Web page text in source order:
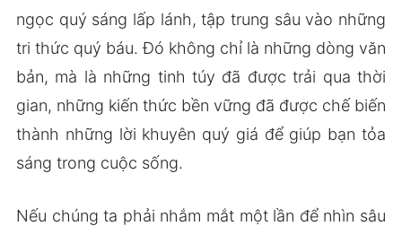
ngọc quý sáng lấp lánh, tập trung sâu vào những
tri thức quý báu. Đó không chỉ là những dòng văn
bản, mà là những tinh túy đã được trải qua thời
gian, những kiến thức bền vững đã được chế biến
thành những lời khuyên quý giá để giúp bạn tỏa
sáng trong cuộc sống.
Nếu chúng ta phải nhắm mắt một lần để nhìn sâu